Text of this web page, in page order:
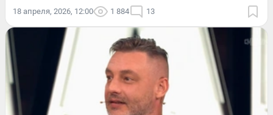
18 апреля, 2026, 12:00 1 884 13